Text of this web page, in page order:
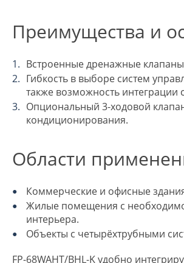
Преимущества и
Встроенные дренажные
Гибкость в выборе систем
также возможность интеграции
Опциональный 3-ходовой
кондиционирования.
Области
Коммерческие и офисные
Жилые помещения с
интерьера.
Объекты с четырёхтрубными
FP-68WAHT/BHL-K удобно